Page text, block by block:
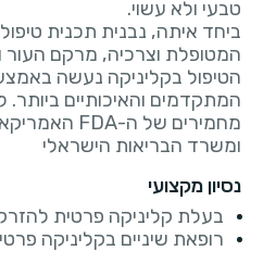
ביחד איתה, נבנית תכנית
הטיפול בקליניקה נעשה
המתקדמים והאיכותיים ביותר.
ומשרד הבריאות הישראלי
נסיון מקצועי
בעלת קליניקה פרטית
רופאת שיניים בקליניקה